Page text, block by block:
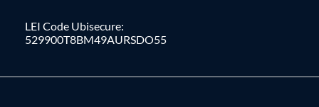
LEI Code Ubisecure:
529900T8BM49AURSDO55